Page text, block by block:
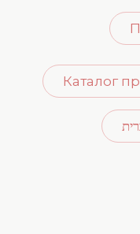
Каталог